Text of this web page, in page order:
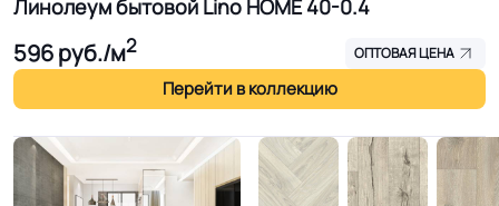
Линолеум бытовой Lino HOME 40-0.4
596руб./м2 ОПТОВАЯ ЦЕНА
Перейти в коллекцию